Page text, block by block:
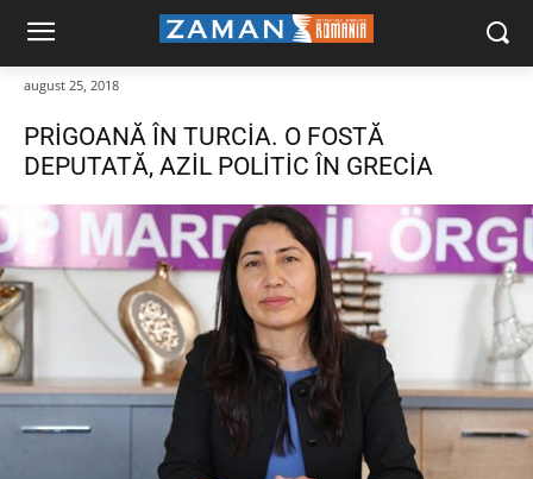
august 25, 2018
PRİGOANĂ ÎN TURCİA. O FOSTĂ
DEPUTATĂ, AZİL POLİTİC ÎN GRECİA